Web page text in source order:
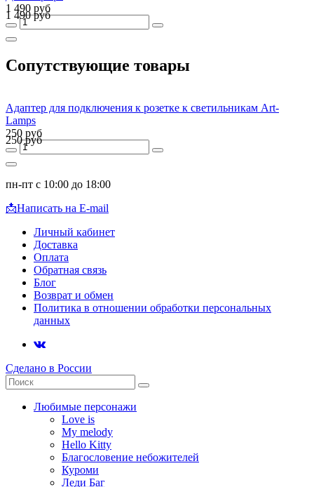
1 490 руб
1 490 руб
Сопутствующие товары
Адаптер для подключения к розетке к светильникам Art-
Lamps
250 руб
250 руб
пн-пт с 10:00 до 18:00
📩Написать на E-mail
Личный кабинет
Доставка
Оплата
Обратная связь
Блог
Возврат и обмен
Политика в отношении обработки персональных
данных
Сделано в России
Любимые персонажи
Love is
My melody
Hello Kitty
Благословение небожителей
Куроми
Леди Баг